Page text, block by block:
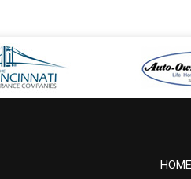
HOME